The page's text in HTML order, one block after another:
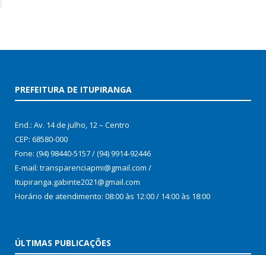
PREFEITURA DE ITUPIRANGA
End.: Av. 14 de julho, 12 – Centro
CEP: 68580-000
Fone: (94) 98440-5157 / (94) 9914-92446
E-mail: transparenciapmi@gmail.com /
Itupiranga.gabinte2021@gmail.com
Horário de atendimento: 08:00 às 12:00 / 14:00 às 18:00
ÚLTIMAS PUBLICAÇÕES